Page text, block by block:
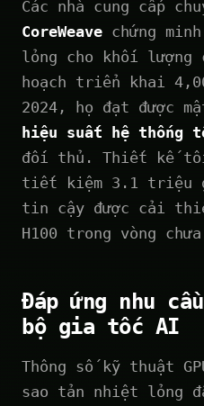
Các nhà cung cấp
CoreWeave chứng
lỏng cho khối lượng
hoạch triển khai
2024, họ đạt được
hiệu suất hệ thống
đối thủ. Thiết kế
tiết kiệm 3.1 triệu
tin cậy được cải
H100 trong vòng
Đáp ứng nhu
bộ gia tốc AI
Thông số kỹ thuật
sao tản nhiệt lỏng